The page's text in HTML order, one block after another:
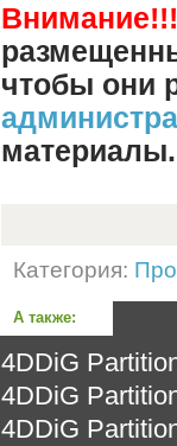
Внимание!!!
чтобы они
материалы.
Категория:
А также:
4DDiG
4DDiG
4DDiG